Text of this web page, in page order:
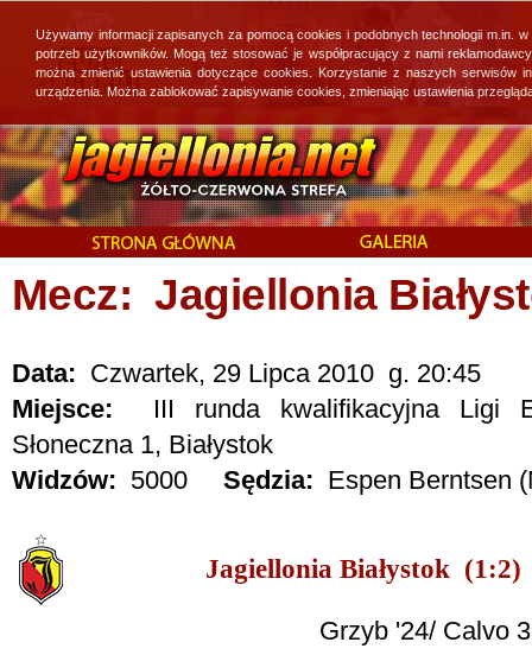
Mecz: Jagiellonia
Data: Czwartek, 29 Lipca 2010 g. 20:45
Miejsce: III runda kwalifikacyjna Ligi
Słoneczna 1, Białystok
Widzów: 5000 Sędzia: Espen Berntsen
Jagiellonia Białystok
Grzyb '24/ Calvo
Używamy informacji zapisanych za pomocą cookies i podobnych technologii
potrzeb użytkowników. Mogą też stosować je współpracujący z nami
można zmienić ustawienia dotyczące cookies. Korzystanie z naszych
urządzenia. Można zablokować zapisywanie cookies, zmieniając ustawienia